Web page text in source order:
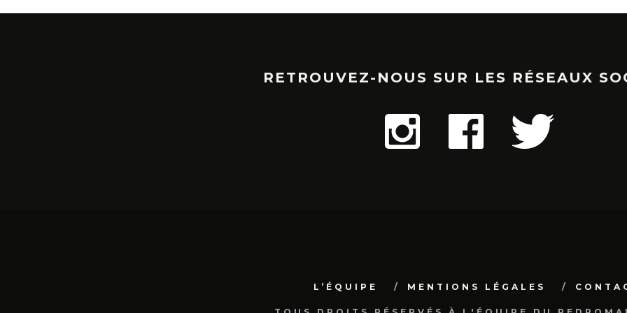
RETROUVEZ-NOUS SUR LES RÉSEAUX
L’ÉQUIPE MENTIONS LÉGALES